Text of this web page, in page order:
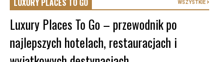
LUXURY PLACES TO GO WSZYSTKIE
Luxury Places To Go – przewodnik po
najlepszych hotelach, restauracjach i